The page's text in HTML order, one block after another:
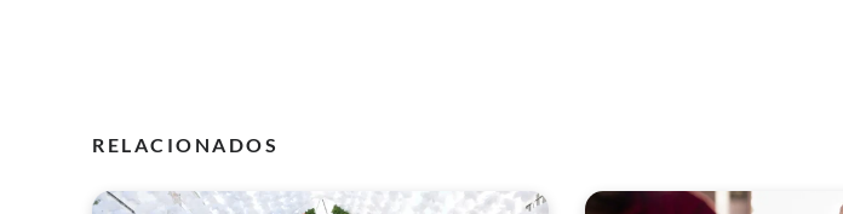
RELACIONADOS